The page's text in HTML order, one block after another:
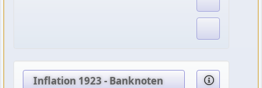
Inflation 1923 - Banknoten